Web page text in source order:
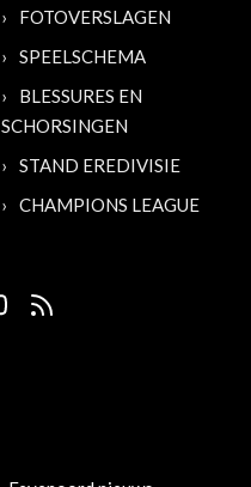
FOTOVERSLAGEN
SPEELSCHEMA
BLESSURES EN
SCHORSINGEN
STAND EREDIVISIE
CHAMPIONS LEAGUE